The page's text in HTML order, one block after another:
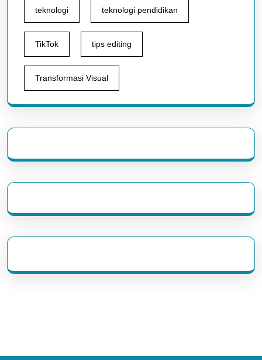
teknologi teknologi pendidikan
TikTok tips editing
Transformasi Visual